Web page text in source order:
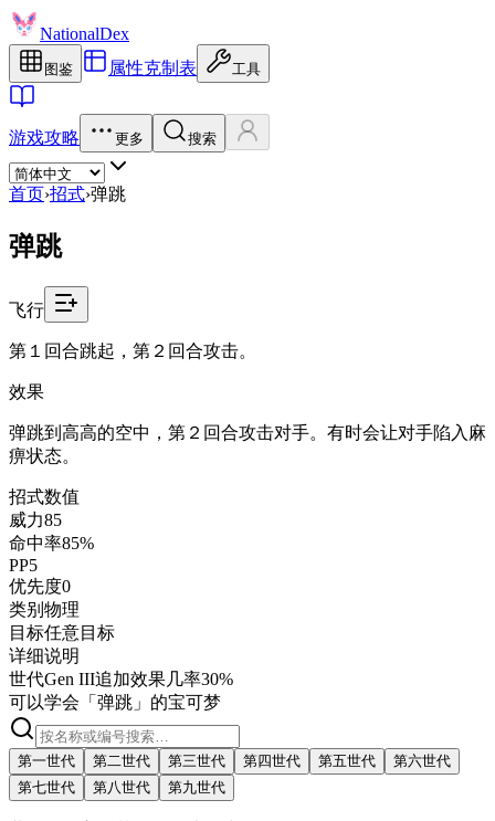
NationalDex
图鉴 属性克制表 工具
游戏攻略 更多 搜索
首页›招式›弹跳
弹跳
飞行
第１回合跳起，第２回合攻击。
效果
弹跳到高高的空中，第２回合攻击对手。有时会让对手陷入麻
痹状态。
招式数值
威力85
命中率85%
PP5
优先度0
类别 物理
目标任意目标
详细说明
世代Gen III追加效果几率30%
可以学会「弹跳」的宝可梦
第一世代 第二世代 第三世代 第四世代 第五世代
第六世代
第七世代
第八世代 第九世代